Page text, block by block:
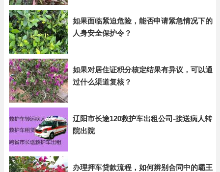
如果面临紧迫危险，能否申请紧急情况下的
人身安全保护令？
如果对居住证积分核定结果有异议，可以通
过什么渠道复核？
辽阳市长途120救护车出租公司-接送病人转
院出院
办理押车贷款流程，如何辨别合同中的霸王